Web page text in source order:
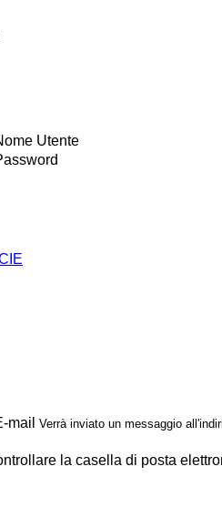
Utente
mail Verrà inviato un messaggio
la casella di posta